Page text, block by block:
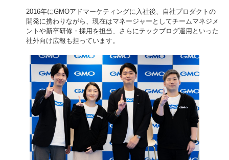
2016年にGMOアドマーケティングに入社後、自社プロダクトの
開発に携わりながら、現在はマネージャーとしてチームマネジメ
ントや新卒研修・採用を担当、さらにテックブログ運用といった
社外向け広報も担っています。